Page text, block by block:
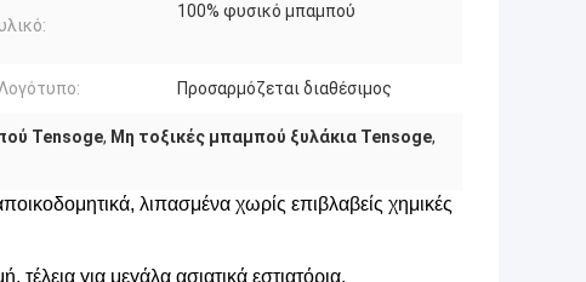
υλικό:
100% φυσικό μπαμπού
Προσαρμόζεται διαθέσιμος
Tensoge, Μη τοξικές μπαμπού ξυλάκια Tensoge,
λιπασμένα χωρίς επιβλαβείς χημικές
για μεγάλα ασιατικά εστιατόρια.